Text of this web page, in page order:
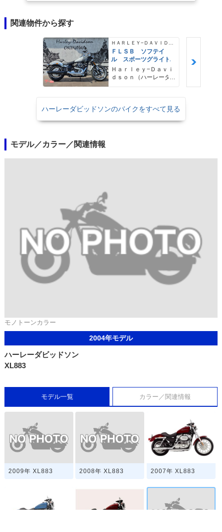
関連物件から探す
ＦＬＳＢ ソフテイ
ル スポーツグライド
Ｈａｒｌｅｙ−Ｄａｖｉ
ｄｓｏｎ（ハーレーダ
ハーレーダビッドソンのバイクをすべて見る
モデル／カラー／関連情報
モノトーンカラー
2004年モデル
ハーレーダビッドソン
XL883
モデル一覧 カラー／関連情報
2009年 XL883 2008年 XL883 2007年 XL883